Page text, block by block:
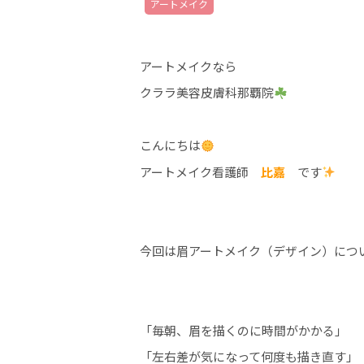
アートメイク
アートメイクなら
クララ美容皮膚科那覇院
こんにちは
アートメイク看護師 比嘉 です
今回は眉アートメイク（デザイン）につ
「毎朝、眉を描くのに時間がかかる」
「左右差が気になって何度も描き直す」